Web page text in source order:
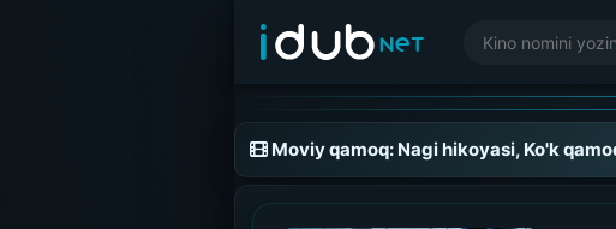
Moviy qamoq: Nagi hikoyasi, Ko'k